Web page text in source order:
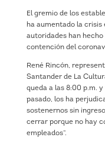
El gremio de los
ha aumentado la crisis
autoridades han
contención del
René Rincón,
Santander de La
queda a las 8:00 p.m. y
pasado, los ha
sostenernos sin
cerrar porque no hay
empleados”.